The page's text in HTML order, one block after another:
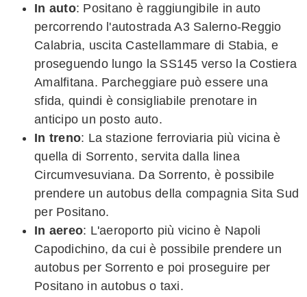
In auto: Positano è raggiungibile in auto
percorrendo l'autostrada A3 Salerno-Reggio
Calabria, uscita Castellammare di Stabia, e
proseguendo lungo la SS145 verso la Costiera
Amalfitana. Parcheggiare può essere una
sfida, quindi è consigliabile prenotare in
anticipo un posto auto.
In treno: La stazione ferroviaria più vicina è
quella di Sorrento, servita dalla linea
Circumvesuviana. Da Sorrento, è possibile
prendere un autobus della compagnia Sita Sud
per Positano.
In aereo: L'aeroporto più vicino è Napoli
Capodichino, da cui è possibile prendere un
autobus per Sorrento e poi proseguire per
Positano in autobus o taxi.